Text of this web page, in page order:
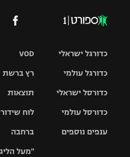
VOD
רץ ברשת
תוצאות
לוח
ברחבה
"מעל
כדורגל ישראלי
גביע הטוטו
כדורגל עולמי
האלופות
ליגה
כדורסל ישראלי
סל
כדורסל עולמי
ענפים נוספים